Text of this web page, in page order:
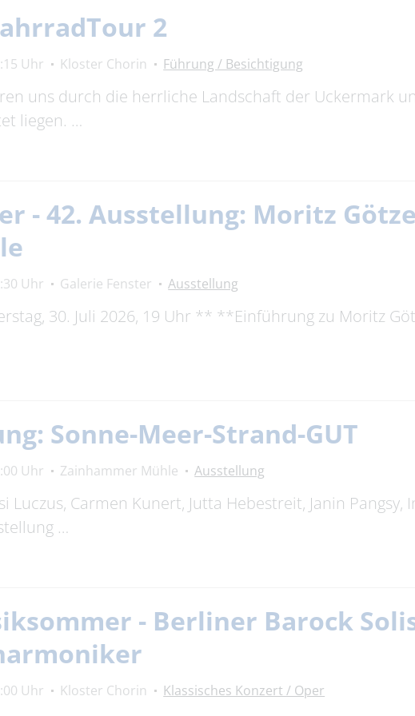
2
Uhr Kloster Chorin Führung / Besichtigung
uns durch die herrliche Landschaft der Uckermark
liegen. …
- 42. Ausstellung: Moritz
Uhr Galerie Fenster Ausstellung
30. Juli 2026, 19 Uhr ** **Einführung zu Moritz
Sonne-Meer-Strand-GUT
Uhr Zainhammer Mühle Ausstellung
Carmen Kunert, Jutta Hebestreit, Janin Pangsy,
…
- Berliner Barock
Uhr Kloster Chorin Klassisches Konzert / Oper